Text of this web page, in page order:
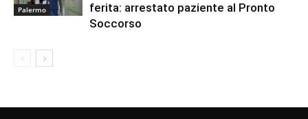
Palermo
ferita: arrestato paziente al Pronto
Soccorso